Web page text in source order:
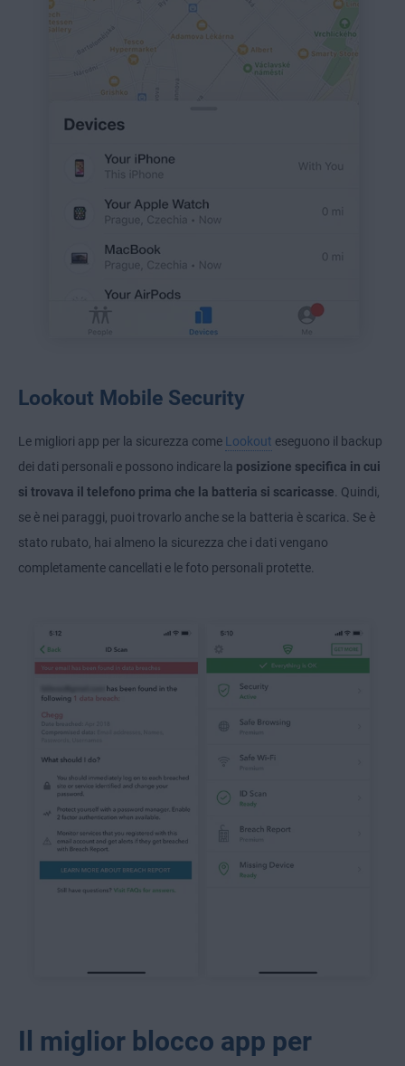
Lookout Mobile Security
Le migliori app per la sicurezza come Lookout eseguono il backup
dei dati personali e possono indicare la posizione specifica in cui
si trovava il telefono prima che la batteria si scaricasse. Quindi,
se è nei paraggi, puoi trovarlo anche se la batteria è scarica. Se è
stato rubato, hai almeno la sicurezza che i dati vengano
completamente cancellati e le foto personali protette.
Il miglior blocco app per